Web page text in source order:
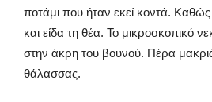
ποτάμι που ήταν εκεί κοντά.
και είδα τη θέα. Το μικροσκοπικό
στην άκρη του βουνού. Πέρα
θάλασσας.